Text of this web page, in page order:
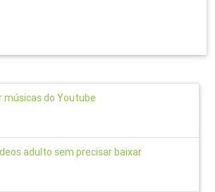
músicas do Youtube
adulto sem precisar baixar